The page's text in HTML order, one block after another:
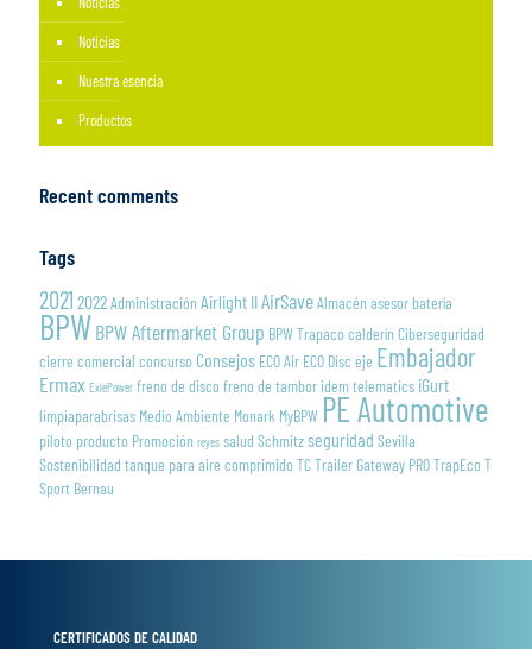
Noticias
Nuestra esencia
Productos
Recent comments
Tags
2021 2022Administración Airlight IIAirSaveAlmacén asesor batería
BPWBPW Aftermarket Group BPW Trapaco calderín Ciberseguridad
cierre comercial concurso Consejos ECO Air ECO Disc eje Embajador
Ermax ExlePower freno de disco freno de tambor idem telematics iGurt
limpiaparabrisas Medio Ambiente Monark MyBPW PE Automotive
piloto producto Promoción reyes salud Schmitzseguridad Sevilla
Sostenibilidad tanque para aire comprimido TC Trailer Gateway PROTrapEco T
Sport Bernau
CERTIFICADOS DE CALIDAD